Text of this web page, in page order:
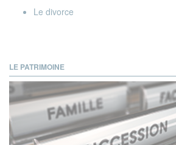
Le divorce
LE PATRIMOINE